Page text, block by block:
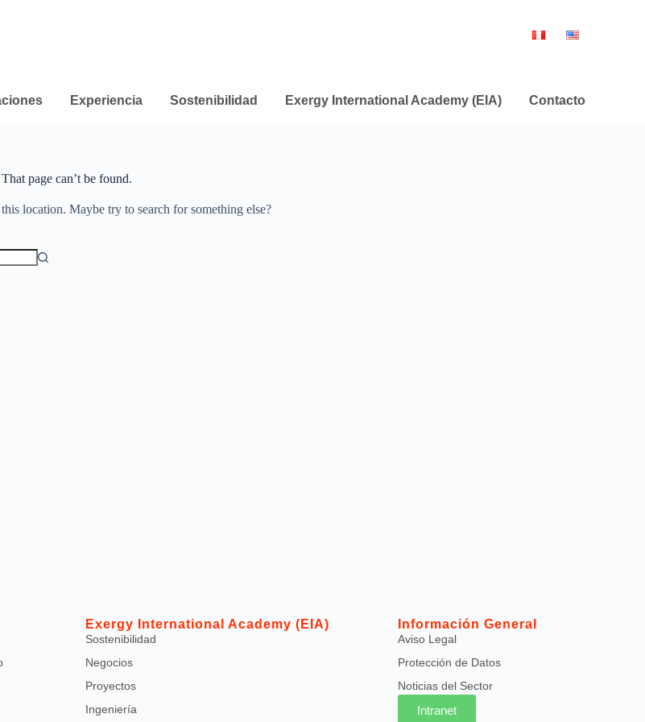
Experiencia Sostenibilidad Exergy International Academy (EIA) Contacto
page can’t be found.
location. Maybe try to search for something else?
Exergy International Academy (EIA)
Sostenibilidad
Negocios
Proyectos
Ingeniería
Información General
Aviso Legal
Protección de Datos
Noticias del Sector
Intranet